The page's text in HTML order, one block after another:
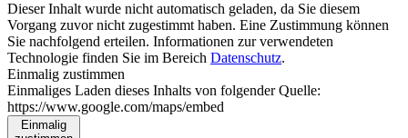
Dieser Inhalt wurde nicht automatisch geladen, da Sie diesem
Vorgang zuvor nicht zugestimmt haben. Eine Zustimmung können
Sie nachfolgend erteilen. Informationen zur verwendeten
Technologie finden Sie im Bereich Datenschutz.
Einmalig zustimmen
Einmaliges Laden dieses Inhalts von folgender Quelle:
https://www.google.com/maps/embed
Einmalig